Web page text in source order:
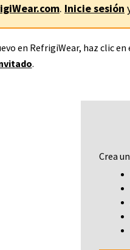
. Inicie sesión
en RefrigiWear, haz clic
.
Crea